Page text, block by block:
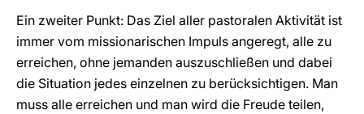
Ein zweiter Punkt: Das Ziel aller pastoralen Aktivität ist
immer vom missionarischen Impuls angeregt, alle zu
erreichen, ohne jemanden auszuschließen und dabei
die Situation jedes einzelnen zu berücksichtigen. Man
muss alle erreichen und man wird die Freude teilen,